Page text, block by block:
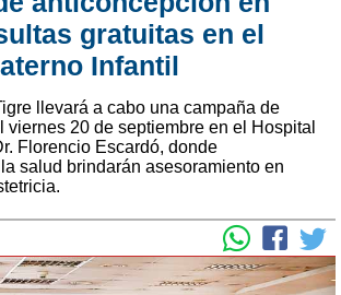
gratuitas en el
Infantil
llevará a cabo una campaña de
viernes 20 de septiembre en el Hospital
Florencio Escardó, donde
salud brindarán asesoramiento en